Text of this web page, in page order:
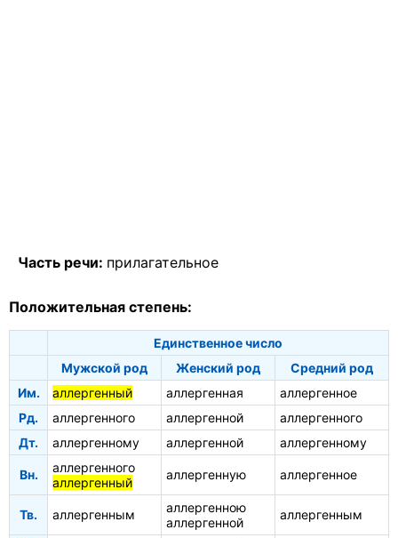
Часть речи: прилагательное
Положительная степень:
Единственное число
Мужской род
Женский род
Средний род
Им.
аллергенный аллергенная
аллергенное
Рд.
аллергенного аллергенной
аллергенного
Дт.
аллергенному аллергенной аллергенному
Вн.
аллергенного
аллергенный
аллергенную аллергенное
Тв. аллергенным
аллергенною
аллергенной
аллергенным